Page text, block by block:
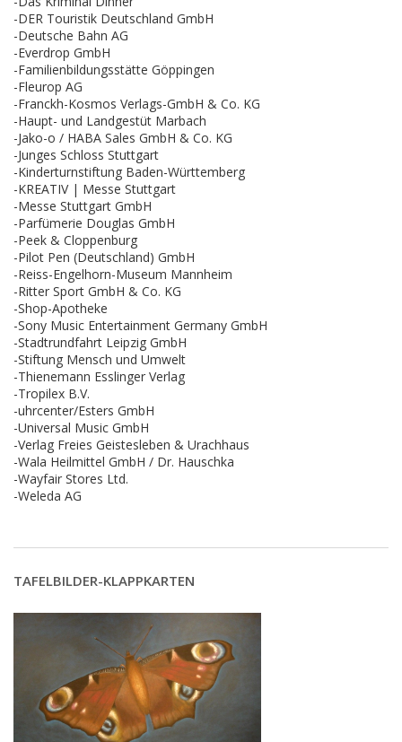
-DER Touristik Deutschland GmbH
-Deutsche Bahn AG
-Everdrop GmbH
-Familienbildungsstätte Göppingen
-Fleurop AG
-Franckh-Kosmos Verlags-GmbH & Co. KG
-Haupt- und Landgestüt Marbach
-Jako-o / HABA Sales GmbH & Co. KG
-Junges Schloss Stuttgart
-Kinderturnstiftung Baden-Württemberg
-KREATIV | Messe Stuttgart
-Messe Stuttgart GmbH
-Parfümerie Douglas GmbH
-Peek & Cloppenburg
-Pilot Pen (Deutschland) GmbH
-Reiss-Engelhorn-Museum Mannheim
-Ritter Sport GmbH & Co. KG
-Shop-Apotheke
-Sony Music Entertainment Germany GmbH
-Stadtrundfahrt Leipzig GmbH
-Stiftung Mensch und Umwelt
-Thienemann Esslinger Verlag
-Tropilex B.V.
-uhrcenter/Esters GmbH
-Universal Music GmbH
-Verlag Freies Geistesleben & Urachhaus
-Wala Heilmittel GmbH / Dr. Hauschka
-Wayfair Stores Ltd.
-Weleda AG
TAFELBILDER-KLAPPKARTEN